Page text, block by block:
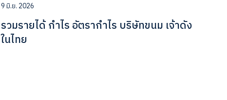
9 มิ.ย. 2026
รวมรายได้ กำไร อัตรากำไร บริษัทขนม เจ้าดัง
ในไทย